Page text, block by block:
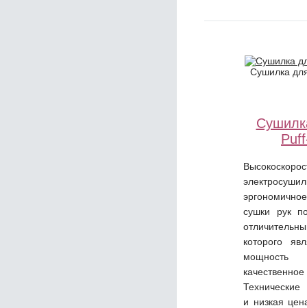
Сушилка
сушки рук
которого
Технические
и низкая